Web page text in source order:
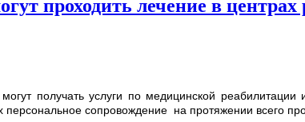
проходить лечение в
получать услуги по медицинской
сопровождение на протяжении всего